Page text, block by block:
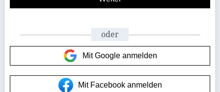
oder
Mit Google anmelden
Mit Facebook anmelden